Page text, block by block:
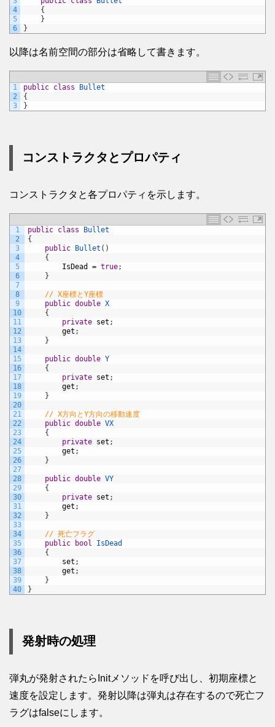
4
5
6
{
}
}
以降は名前空間の部分は省略して書きます。
1
2
3
public class
Bullet
{
}
コンストラクタとプロパティ
コンストラクタと各プロパティを示します。
1
2
3
4
5
6
7
8
9
10
11
12
13
14
15
16
17
18
19
20
21
22
23
24
25
26
27
28
29
30
31
32
33
34
35
36
37
38
39
40
public class
Bullet
{
public
Bullet ( )
{
IsDead
= true;
}
// X座標とY座標
public double X
{
private set ;
get ;
}
public double Y
{
private set ;
get ;
}
// X方向とY方向の移動速度
public double VX
{
private set ;
get ;
}
public double VY
{
private set ;
get ;
}
// 死亡フラグ
public
bool
IsDead
{
set ;
get ;
}
}
発射時の処理
弾丸が発射されたらInitメソッドを呼び出し、初期座標と
速度を設定します。発射以降は弾丸は存在するので死亡フ
ラグはfalseにします。